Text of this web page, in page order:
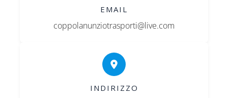
EMAIL
coppolanunziotrasporti@live.com
INDIRIZZO